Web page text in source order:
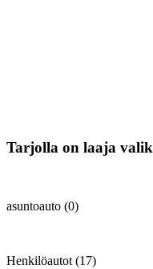
Tarjolla on laaja
asuntoauto (0)
Henkilöautot (17)